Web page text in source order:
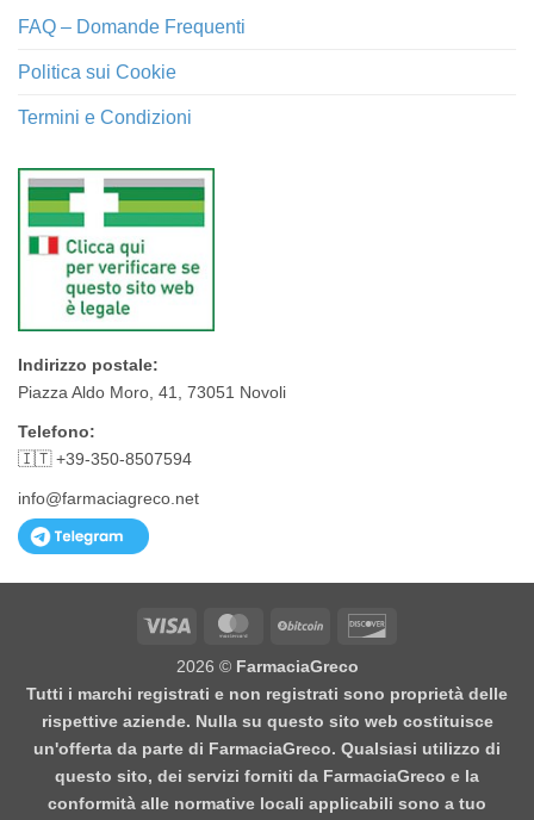
FAQ – Domande Frequenti
Politica sui Cookie
Termini e Condizioni
Indirizzo postale:
Piazza Aldo Moro, 41, 73051 Novoli
Telefono:
🇮🇹 +39-350-8507594
info@farmaciagreco.net
Visa MasterCardBitCoin
2026 © FarmaciaGreco
Tutti i marchi registrati e non registrati sono proprietà delle
rispettive aziende. Nulla su questo sito web costituisce
un'offerta da parte di FarmaciaGreco. Qualsiasi utilizzo di
questo sito, dei servizi forniti da FarmaciaGreco e la
conformità alle normative locali applicabili sono a tuo